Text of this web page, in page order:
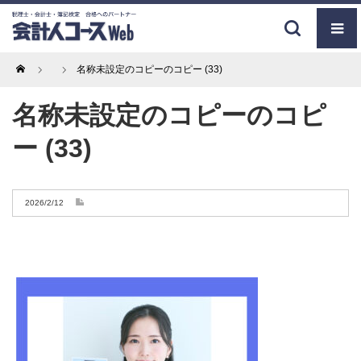
Home 名称未設定のコピーのコピー (33)
名称未設定のコピーのコピ
ー (33)
2026/2/12